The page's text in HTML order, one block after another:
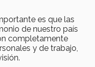
es que las
de nuestro país
completamente
y de trabajo,